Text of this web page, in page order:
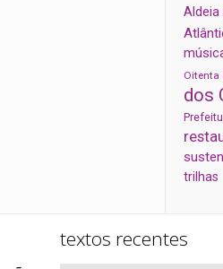
Aldeia
Oitenta
dos
trilhas
textos recentes